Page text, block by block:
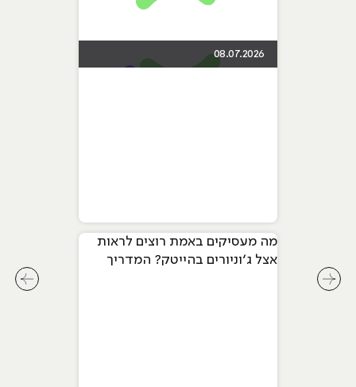
08.07.2026
מה מעסיקים באמת רוצים לראות
אצל ג׳וניורים בהייטק? המדריך
לחץ לחץ לשיקופית קודמת בסליידר מאמרים